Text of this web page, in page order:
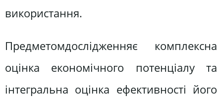
використання.
Предметомдослідженняє комплексна
оцінка економічного потенціалу та
інтегральна оцінка ефективності його